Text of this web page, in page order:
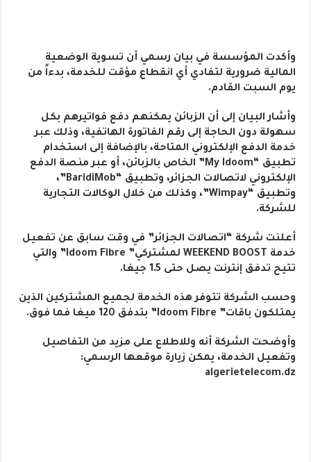
وأكدت المؤسسة في بيان رسمي أن تسوية الوضعية
المالية ضرورية لتفادي أي انقطاع مؤقت للخدمة، بدءاً من
يوم السبت القادم.
وأشار البيان إلى أن الزبائن يمكنهم دفع فواتيرهم بكل
سهولة دون الحاجة إلى رقم الفاتورة الهاتفية، وذلك عبر
خدمة الدفع الإلكتروني المتاحة، بالإضافة إلى استخدام
تطبيق “My Idoom” الخاص بالزبائن، أو عبر منصة الدفع
الإلكتروني لاتصالات الجزائر، وتطبيق “BaridiMob”،
وتطبيق “Wimpay”، وكذلك من خلال الوكالات التجارية
للشركة.
أعلنت شركة “اتصالات الجزائر” في وقت سابق عن تفعيل
خدمة WEEKEND BOOST لمشتركي” Idoom Fibre” والتي
تتيح تدفق إنترنت يصل حتى 1.5 جيغا.
وحسب الشركة تتوفر هذه الخدمة لجميع المشتركين الذين
يمتلكون باقات” Idoom Fibre” بتدفق 120 ميغا فما فوق.
وأوضحت الشركة أنه وللاطلاع على مزيد من التفاصيل
وتفعيل الخدمة، يمكن زيارة موقعها الرسمي:
algerietelecom.dz